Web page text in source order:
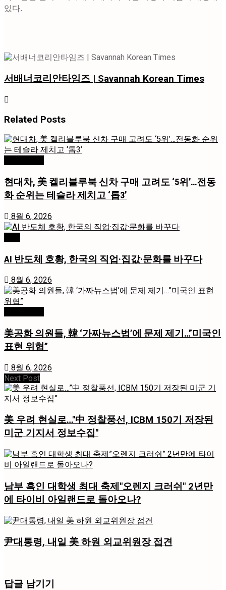
있다.
서배너코리안타임즈 | Savannah Korean Times
Related Posts
현대차, 美 켈리블루북 신차 구매 고려도 ‘5위’…전동
화 순위는 테슬라 제치고 ‘톱3’
8월 6, 2026
AI 반도체 호황, 한국의 직업·집값·문화를 바꾸다
8월 6, 2026
美공화 의원들, 韓 ‘가짜뉴스법’에 문제 제기…”미국인
표현 위협”
8월 6, 2026
Next Post
美 우려 현실로…"中 정찰풍선, ICBM 150기 저장된
미군 기지서 정보수집"
남부 흑인 대학생 최대 축제"오렌지 크러쉬" 2년만
에 타이비 아일랜드로 돌아오나?
尹대통령, 내일 美 하원 외교위원장 접견
답글 남기기